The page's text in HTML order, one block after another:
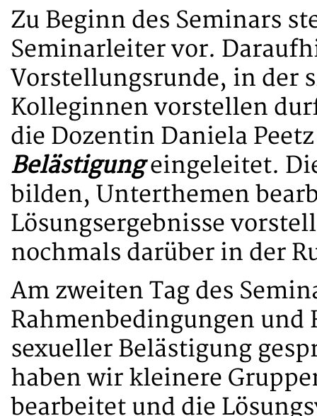
Zu Beginn des Seminars
Seminarleiter vor.
Vorstellungsrunde, in der
Kolleginnen vorstellen
die Dozentin Daniela
Belästigungeingeleitet.
bilden, Unterthemen
Lösungsergebnisse
nochmals darüber in der
Am zweiten Tag des
Rahmenbedingungen
sexueller Belästigung
haben wir kleinere
bearbeitet und die